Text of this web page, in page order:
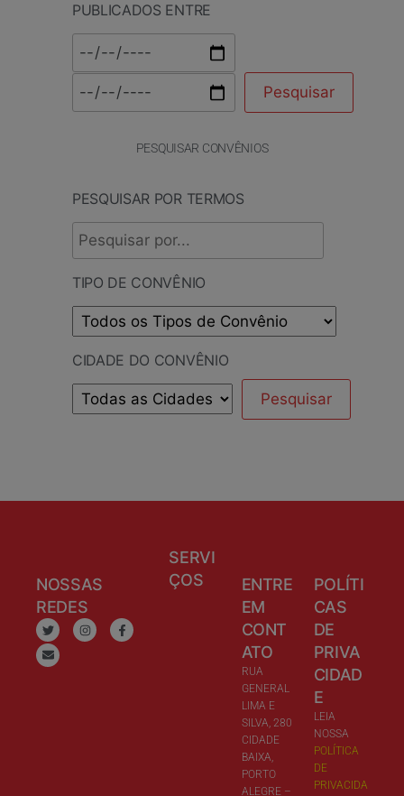
PUBLICADOS ENTRE
PESQUISAR CONVÊNIOS
PESQUISAR POR TERMOS
TIPO DE CONVÊNIO
CIDADE DO CONVÊNIO
NOSSAS
REDES
SERVI
ÇOS
ENTRE
EM
CONT
ATO
RUA
GENERAL
LIMA E
SILVA, 280
CIDADE
BAIXA,
PORTO
ALEGRE –
POLÍTI
CAS
DE
PRIVA
CIDAD
E
LEIA
NOSSA
POLÍTICA
DE
PRIVACIDA